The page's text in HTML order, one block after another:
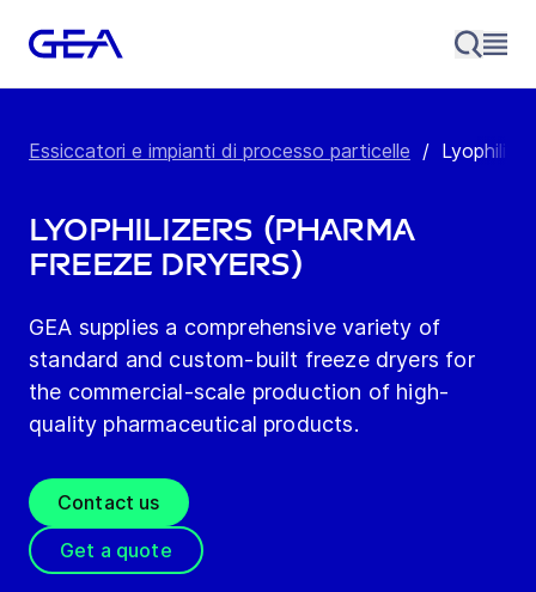
Essiccatori e impianti di processo particelle /
Lyophilizers (Pharma
Freeze Dryers)
GEA supplies a comprehensive variety of
standard and custom-built freeze dryers for
the commercial-scale production of high-
quality pharmaceutical products.
Contact us
Get a quote